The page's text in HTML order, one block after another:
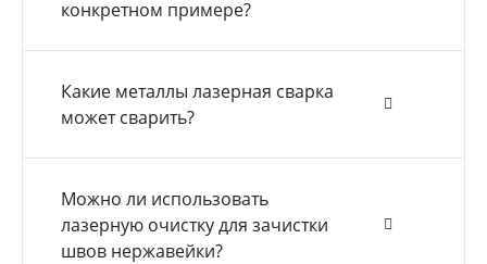
конкретном примере?
Какие металлы лазерная сварка
может сварить?
Можно ли использовать
лазерную очистку для зачистки
швов нержавейки?